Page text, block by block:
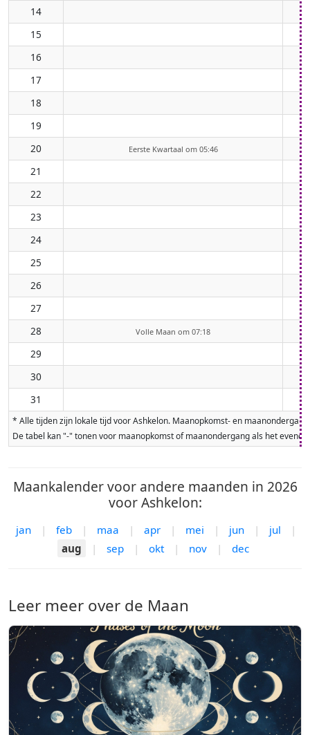
14
15
16
17
18
19
20
Eerste Kwartaal om 05:46
21
22
23
24
25
26
27
28
Volle Maan om 07:18
29
30
31
* Alle tijden zijn lokale tijd voor Ashkelon. Maanopkomst- en
De tabel kan "-" tonen voor maanopkomst of maanondergang als het
Maankalender voor andere maanden in 2026
voor Ashkelon:
jan | feb | maa | apr | mei | jun | jul
|
aug
| sep | okt | nov | dec
Leer meer over de Maan